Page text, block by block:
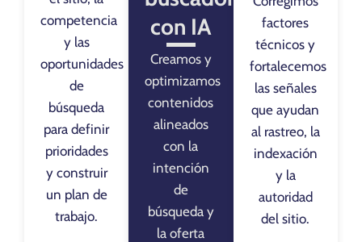
competencia
y las
oportunidades
de
búsqueda
para definir
prioridades
y construir
un plan de
trabajo.
con IA
Creamos y
optimizamos
contenidos
alineados
con la
intención
de
búsqueda y
la oferta
factores
técnicos y
fortalecemos
las señales
que ayudan
al rastreo, la
indexación
y la
autoridad
del sitio.